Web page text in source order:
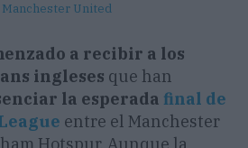
United
a recibir a los
ingleses que han
la esperada final de
entre el Manchester